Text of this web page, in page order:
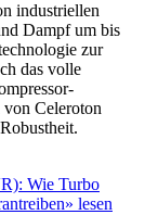
industriellen
Dampf um bis
zur
das volle
von Celeroton
Wie Turbo
lesen